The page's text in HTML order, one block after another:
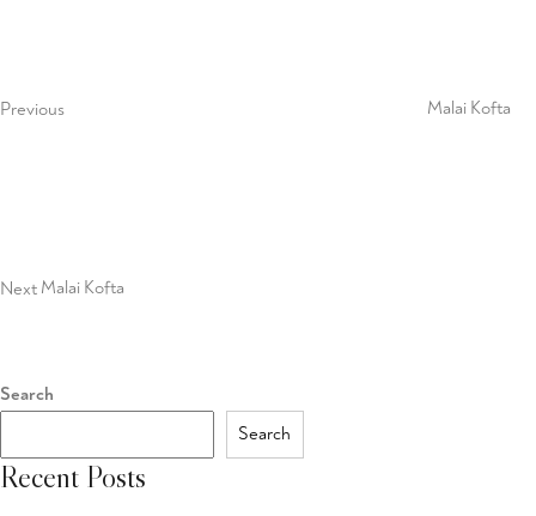
Previous
Malai Kofta
Next Malai Kofta
Search
Search
Recent Posts